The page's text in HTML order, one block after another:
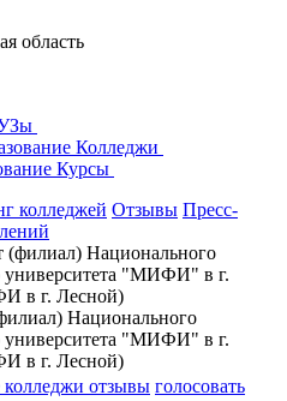
область
Колледжи
Курсы
колледжей Отзывы Пресс-
Национального
университета "МИФИ" в г.
в г. Лесной)
отзывы голосовать